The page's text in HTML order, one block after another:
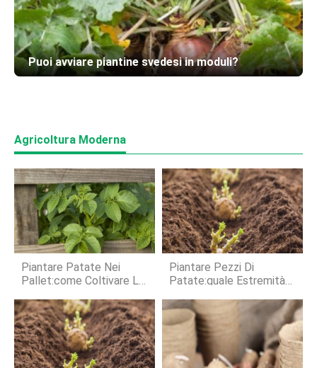
Puoi avviare piantine svedesi in moduli?
Agricoltura Moderna
Piantare Patate Nei
Pallet:come Coltivare Le
Piantare Pezzi Di
Patate:quale Estremità